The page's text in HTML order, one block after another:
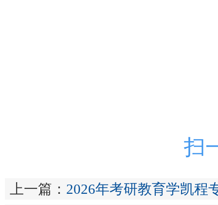
扫
上一篇： 2026年考研教育学凯程